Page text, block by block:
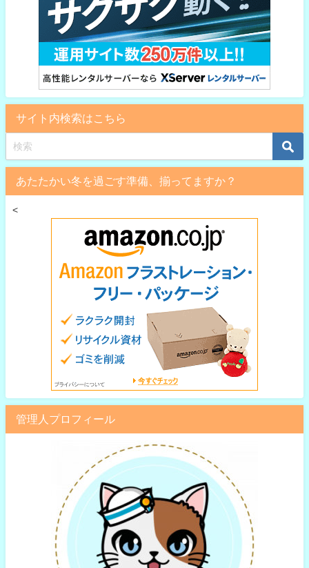
サイト内検索はこちら
あたたかい冬を過ごす準備、揃ってますか？
<
管理人プロフィール